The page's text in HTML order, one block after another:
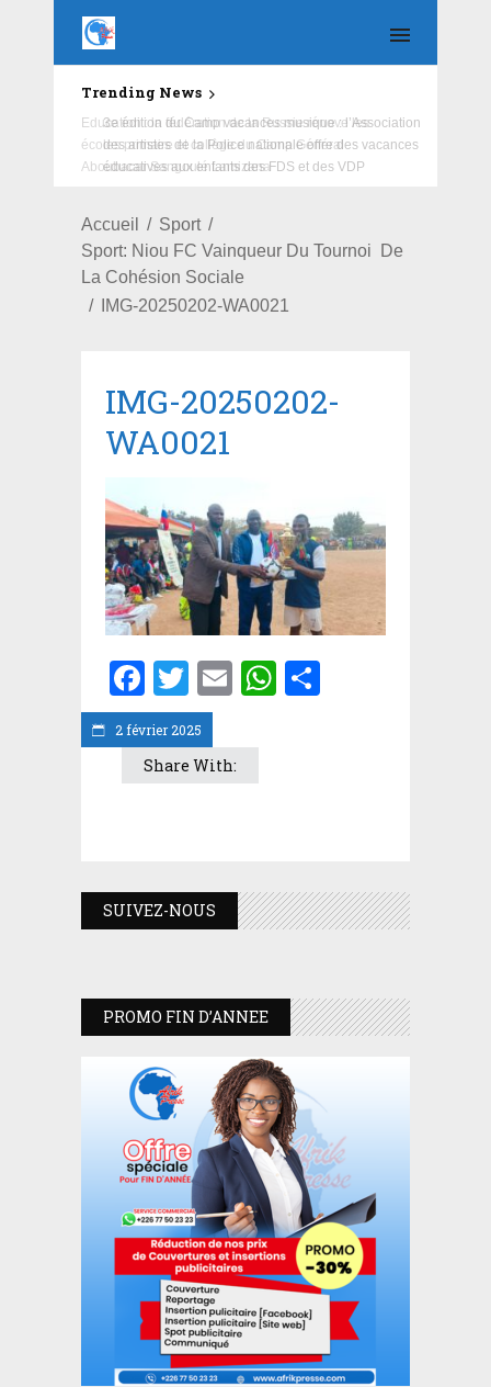
Trending News
Education : la fédération de la Russie rénove les
écoles primaire et collège du Camp Général
Aboubacar Sangoulé Lamizana
Accueil
Sport
Sport: Niou FC Vainqueur Du Tournoi De
La Cohésion Sociale
IMG-20250202-WA0021
2 février 2025
IMG-20250202-
WA0021
Facebook
Twitter
EmailWhatsApp
Share With:
SUIVEZ-NOUS
PROMO FIN D’ANNEE